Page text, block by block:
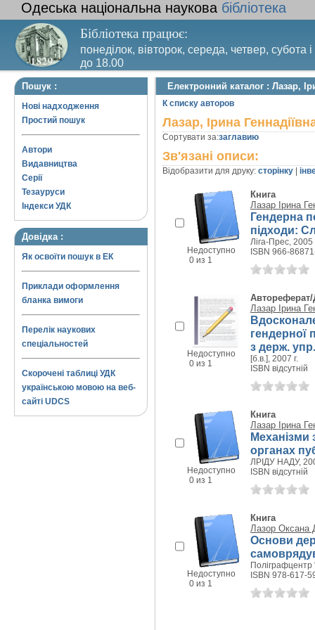
Одеська національна наукова бібліотека
Бібліотека працює:
понеділок, вівторок, середа, четвер, субота
до 18.00
Вихідний день – п’ятниця. Останній четвер
Пошук :
Нові надходження
Простий пошук
Автори
Видавництва
Серії
Тезауруси
Індекси УДК
Довідка :
Як освоїти пошук в ЕК
Приклади оформлення
бланка вимоги
Перелік наукових
спеціальностей
Скорочені таблиці УДК
українською мовою на веб-
сайті UDCS
Електронний каталог : Лазар,
К списку авторов
Лазар, Ірина
Сортувати за:заглавию
Зв'язані описи:
Відобразити для друку: сторінку
Недоступно
0 из 1
Книга
Лазар Ірина
Гендерна
підходи:
Ліга-Прес, 2005
ISBN 966-
Недоступно
0 из 1
Автореферат/
Лазар Ірина
гендерної
з держ.
[б.в.], 2007 г.
ISBN відсутній
Недоступно
0 из 1
Книга
Лазар Ірина
Механізми
органах
ЛРІДУ НАДУ,
ISBN відсутній
Недоступно
0 из 1
Книга
Лазор Оксана
Основи
Поліграфцентр
ISBN 978-617-